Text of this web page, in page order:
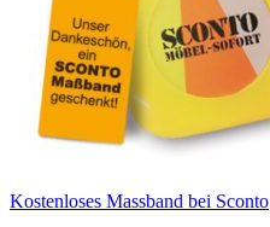
Beitragsnavigation
Kostenloses Massband bei Sconto